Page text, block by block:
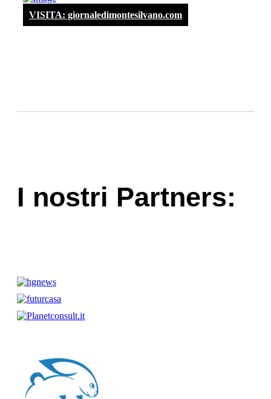
VISITA: giornaledimontesilvano.com
I nostri Partners: